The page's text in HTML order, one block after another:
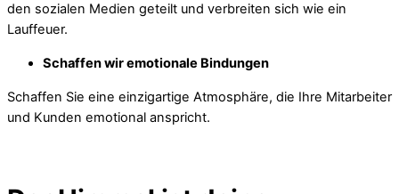
den sozialen Medien geteilt und verbreiten sich wie ein
Lauffeuer.
Schaffen wir emotionale Bindungen
Schaffen Sie eine einzigartige Atmosphäre, die Ihre Mitarbeiter
und Kunden emotional anspricht.